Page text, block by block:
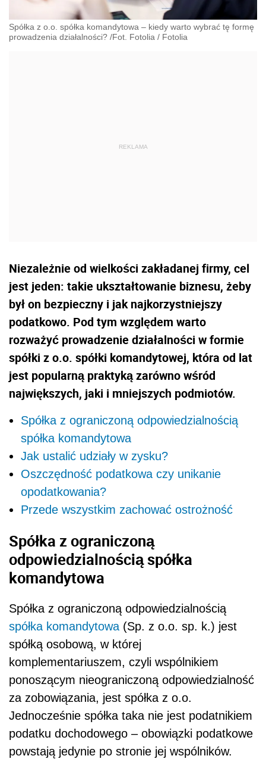
Spółka z o.o. spółka komandytowa – kiedy warto wybrać tę formę
prowadzenia działalności? /Fot. Fotolia / Fotolia
Niezależnie od wielkości zakładanej firmy, cel
jest jeden: takie ukształtowanie biznesu, żeby
był on bezpieczny i jak najkorzystniejszy
podatkowo. Pod tym względem warto
rozważyć prowadzenie działalności w formie
spółki z o.o. spółki komandytowej, która od lat
jest popularną praktyką zarówno wśród
największych, jaki i mniejszych podmiotów.
Spółka z ograniczoną odpowiedzialnością
spółka komandytowa
Jak ustalić udziały w zysku?
Oszczędność podatkowa czy unikanie
opodatkowania?
Przede wszystkim zachować ostrożność
Spółka z ograniczoną
odpowiedzialnością spółka
komandytowa
Spółka z ograniczoną odpowiedzialnością
spółka komandytowa (Sp. z o.o. sp. k.) jest
spółką osobową, w której
komplementariuszem, czyli wspólnikiem
ponoszącym nieograniczoną odpowiedzialność
za zobowiązania, jest spółka z o.o.
Jednocześnie spółka taka nie jest podatnikiem
podatku dochodowego – obowiązki podatkowe
powstają jedynie po stronie jej wspólników.